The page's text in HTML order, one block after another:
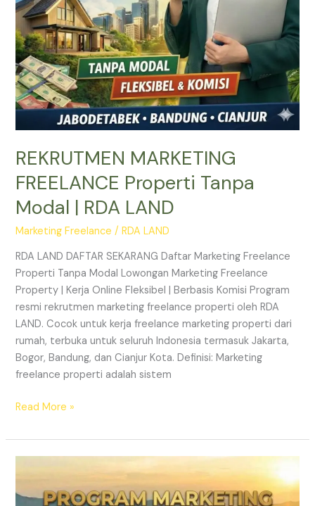
REKRUTMEN MARKETING
FREELANCE Properti Tanpa
Modal | RDA LAND
Marketing Freelance /RDA LAND
RDA LAND DAFTAR SEKARANG Daftar Marketing Freelance
Properti Tanpa Modal Lowongan Marketing Freelance
Property | Kerja Online Fleksibel | Berbasis Komisi Program
resmi rekrutmen marketing freelance properti oleh RDA
LAND. Cocok untuk kerja freelance marketing properti dari
rumah, terbuka untuk seluruh Indonesia termasuk Jakarta,
Bogor, Bandung, dan Cianjur Kota. Definisi: Marketing
freelance properti adalah sistem
Read More »
Property